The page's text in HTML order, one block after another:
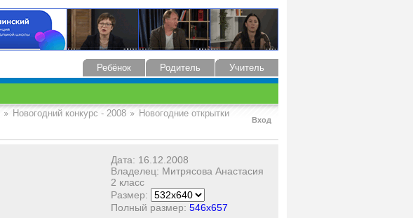
Учитель
Родитель
Ребёнок
Вход
Новогодний конкурс - 2008
Новогодние открытки
Дата: 16.12.2008
Владелец: Митрясова Анастасия
2 класс
Размер:
Полный размер:546x657